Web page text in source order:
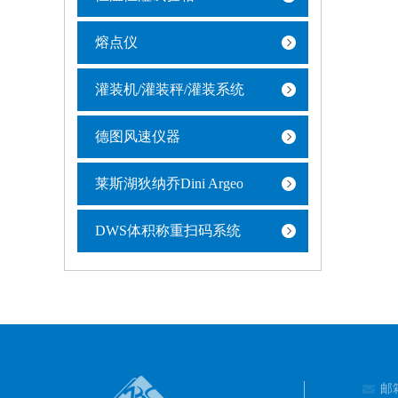
熔点仪
灌装机/灌装秤/灌装系统
德图风速仪器
莱斯湖狄纳乔Dini Argeo
DWS体积称重扫码系统
邮